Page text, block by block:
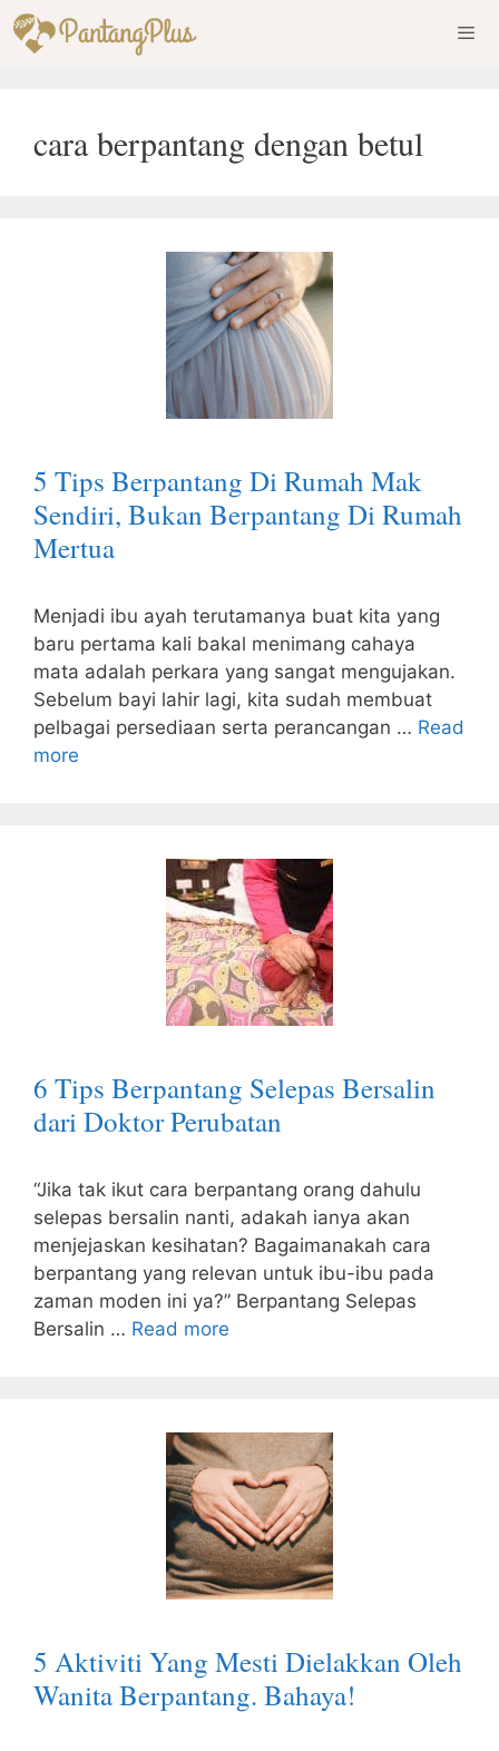
Skip
to
cara berpantang dengan betul
5 Tips Berpantang Di Rumah Mak
Sendiri, Bukan Berpantang Di Rumah
Mertua
Menjadi ibu ayah terutamanya buat kita yang
baru pertama kali bakal menimang cahaya
mata adalah perkara yang sangat mengujakan.
Sebelum bayi lahir lagi, kita sudah membuat
pelbagai persediaan serta perancangan … Read
more
6 Tips Berpantang Selepas Bersalin
dari Doktor Perubatan
“Jika tak ikut cara berpantang orang dahulu
selepas bersalin nanti, adakah ianya akan
menjejaskan kesihatan? Bagaimanakah cara
berpantang yang relevan untuk ibu-ibu pada
zaman moden ini ya?” Berpantang Selepas
Bersalin … Read more
5 Aktiviti Yang Mesti Dielakkan Oleh
Wanita Berpantang. Bahaya!